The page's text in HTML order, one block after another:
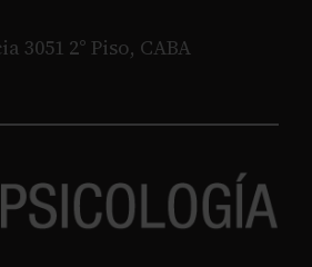
3051 2° Piso, CABA